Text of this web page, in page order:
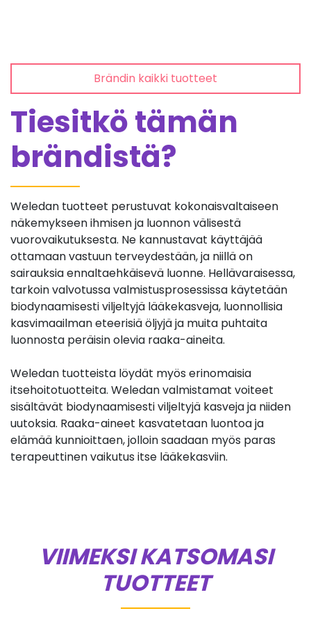
Brändin kaikki tuotteet
Tiesitkö tämän
brändistä?
Weledan tuotteet perustuvat kokonaisvaltaiseen
näkemykseen ihmisen ja luonnon välisestä
vuorovaikutuksesta. Ne kannustavat käyttäjää
ottamaan vastuun terveydestään, ja niillä on
sairauksia ennaltaehkäisevä luonne. Hellävaraisessa,
tarkoin valvotussa valmistusprosessissa käytetään
biodynaamisesti viljeltyjä lääkekasveja, luonnollisia
kasvimaailman eteerisiä öljyjä ja muita puhtaita
luonnosta peräisin olevia raaka-aineita.
Weledan tuotteista löydät myös erinomaisia
itsehoitotuotteita. Weledan valmistamat voiteet
sisältävät biodynaamisesti viljeltyjä kasveja ja niiden
uutoksia. Raaka-aineet kasvatetaan luontoa ja
elämää kunnioittaen, jolloin saadaan myös paras
terapeuttinen vaikutus itse lääkekasviin.
VIIMEKSI KATSOMASI
TUOTTEET